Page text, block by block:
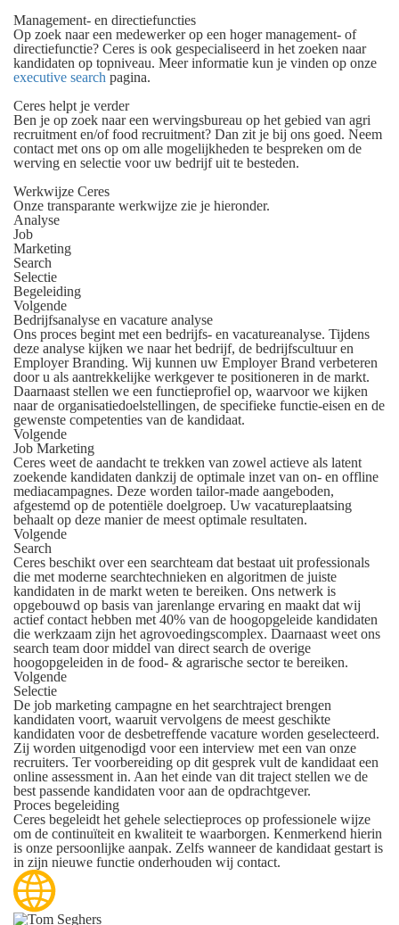
Management- en directiefuncties
Op zoek naar een medewerker op een hoger management- of
directiefunctie? Ceres is ook gespecialiseerd in het zoeken naar
kandidaten op topniveau. Meer informatie kun je vinden op onze
executive search pagina.
Ceres helpt je verder
Ben je op zoek naar een wervingsbureau op het gebied van agri
recruitment en/of food recruitment? Dan zit je bij ons goed. Neem
contact met ons op om alle mogelijkheden te bespreken om de
werving en selectie voor uw bedrijf uit te besteden.
Werkwijze Ceres
Onze transparante werkwijze zie je hieronder.
Analyse
Job
Marketing
Search
Selectie
Begeleiding
Volgende
Bedrijfsanalyse en vacature analyse
Ons proces begint met een bedrijfs- en vacatureanalyse. Tijdens
deze analyse kijken we naar het bedrijf, de bedrijfscultuur en
Employer Branding. Wij kunnen uw Employer Brand verbeteren
door u als aantrekkelijke werkgever te positioneren in de markt.
Daarnaast stellen we een functieprofiel op, waarvoor we kijken
naar de organisatiedoelstellingen, de specifieke functie-eisen en de
gewenste competenties van de kandidaat.
Volgende
Job Marketing
Ceres weet de aandacht te trekken van zowel actieve als latent
zoekende kandidaten dankzij de optimale inzet van on- en offline
mediacampagnes. Deze worden tailor-made aangeboden,
afgestemd op de potentiële doelgroep. Uw vacatureplaatsing
behaalt op deze manier de meest optimale resultaten.
Volgende
Search
Ceres beschikt over een searchteam dat bestaat uit professionals
die met moderne searchtechnieken en algoritmen de juiste
kandidaten in de markt weten te bereiken. Ons netwerk is
opgebouwd op basis van jarenlange ervaring en maakt dat wij
actief contact hebben met 40% van de hoogopgeleide kandidaten
die werkzaam zijn het agrovoedingscomplex. Daarnaast weet ons
search team door middel van direct search de overige
hoogopgeleiden in de food- & agrarische sector te bereiken.
Volgende
Selectie
De job marketing campagne en het searchtraject brengen
kandidaten voort, waaruit vervolgens de meest geschikte
kandidaten voor de desbetreffende vacature worden geselecteerd.
Zij worden uitgenodigd voor een interview met een van onze
recruiters. Ter voorbereiding op dit gesprek vult de kandidaat een
online assessment in. Aan het einde van dit traject stellen we de
best passende kandidaten voor aan de opdrachtgever.
Proces begeleiding
Ceres begeleidt het gehele selectieproces op professionele wijze
om de continuïteit en kwaliteit te waarborgen. Kenmerkend hierin
is onze persoonlijke aanpak. Zelfs wanneer de kandidaat gestart is
in zijn nieuwe functie onderhouden wij contact.